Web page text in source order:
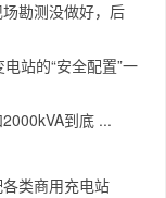
勘测没做好，后
站的“安全配置”一
到底 ...
类商用充电站